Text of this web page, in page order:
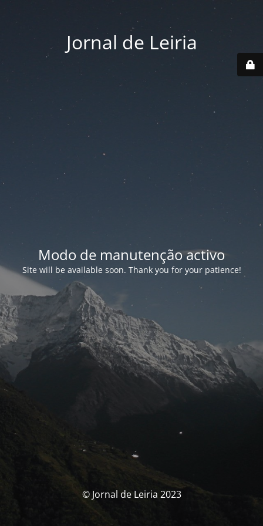
Jornal de Leiria
Modo de manutenção activo
Site will be available soon. Thank you for your patience!
© Jornal de Leiria 2023